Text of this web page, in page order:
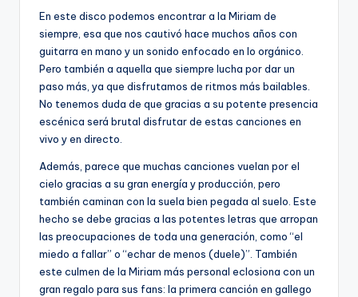
En este disco podemos encontrar a la Miriam de
siempre, esa que nos cautivó hace muchos años con
guitarra en mano y un sonido enfocado en lo orgánico.
Pero también a aquella que siempre lucha por dar un
paso más, ya que disfrutamos de ritmos más bailables.
No tenemos duda de que gracias a su potente presencia
escénica será brutal disfrutar de estas canciones en
vivo y en directo.
Además, parece que muchas canciones vuelan por el
cielo gracias a su gran energía y producción, pero
también caminan con la suela bien pegada al suelo. Este
hecho se debe gracias a las potentes letras que arropan
las preocupaciones de toda una generación, como “el
miedo a fallar” o “echar de menos (duele)”. También
este culmen de la Miriam más personal eclosiona con un
gran regalo para sus fans: la primera canción en gallego